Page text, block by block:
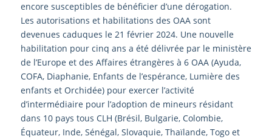
encore susceptibles de bénéficier d’une dérogation.
Les autorisations et habilitations des OAA sont
devenues caduques le 21 février 2024. Une nouvelle
habilitation pour cinq ans a été délivrée par le ministère
de l’Europe et des Affaires étrangères à 6 OAA (Ayuda,
COFA, Diaphanie, Enfants de l’espérance, Lumière des
enfants et Orchidée) pour exercer l’activité
d’intermédiaire pour l’adoption de mineurs résidant
dans 10 pays tous CLH (Brésil, Bulgarie, Colombie,
Équateur, Inde, Sénégal, Slovaquie, Thaïlande, Togo et